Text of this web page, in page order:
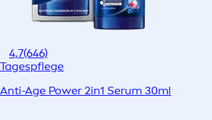
4,7(646)
Tagespflege
Anti-Age Power 2in1 Serum 30ml